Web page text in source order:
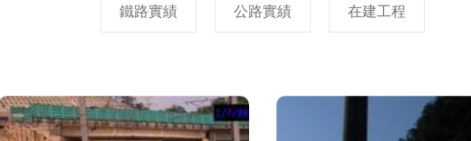
鐵路實績 公路實績 在建工程